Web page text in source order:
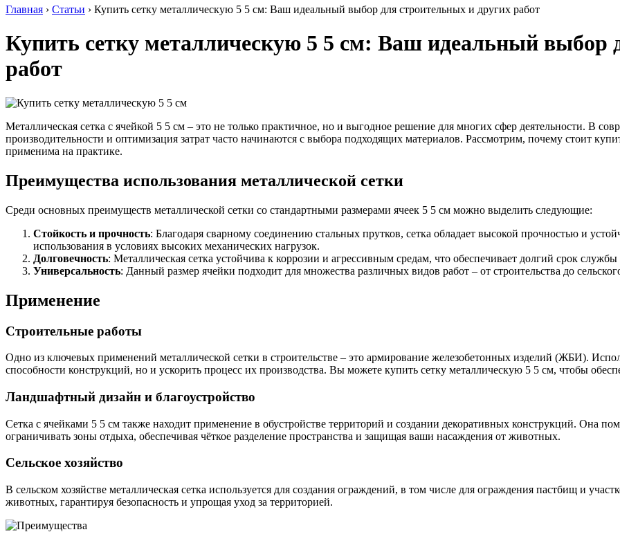
Конструкционная сталь
Круг горячекатаный конструкционный
Шестигранник горячекатаный
Инструментальная сталь
Труба оцинкованная
Фитинги
Фитинги резьбовые латунные
Фитинги резьбовые стальные
Хомуты стальные
БУ трубы
Главная › Статьи › Купить сетку металлическую 5 5 см: Ваш идеальный выбор для строительных и других работ
Купить сетку металлическую 5 5 см: Ваш идеальный выбор
работ
Металлическая сетка с ячейкой 5 5 см – это не только практичное, но и выгодное решение для многих сфер деятельности. В
производительности и оптимизация затрат часто начинаются с выбора подходящих материалов. Рассмотрим, почему стоит
применима на практике.
Преимущества использования металлической сетки
Среди основных преимуществ металлической сетки со стандартными размерами ячеек 5 5 см можно выделить следующие:
Стойкость и прочность: Благодаря сварному соединению стальных прутков, сетка обладает высокой прочностью и
использования в условиях высоких механических нагрузок.
Долговечность: Металлическая сетка устойчива к коррозии и агрессивным средам, что обеспечивает долгий срок службы
Универсальность: Данный размер ячейки подходит для множества различных видов работ – от строительства до
Применение
Строительные работы
Одно из ключевых применений металлической сетки в строительстве – это армирование железобетонных изделий (ЖБИ).
способности конструкций, но и ускорить процесс их производства. Вы можете купить сетку металлическую 5 5 см, чтобы
Ландшафтный дизайн и благоустройство
Сетка с ячейками 5 5 см также находит применение в обустройстве территорий и создании декоративных конструкций. Она
ограничивать зоны отдыха, обеспечивая чёткое разделение пространства и защищая ваши насаждения от животных.
Сельское хозяйство
В сельском хозяйстве металлическая сетка используется для создания ограждений, в том числе для ограждения пастбищ и
животных, гарантируя безопасность и упрощая уход за территорией.